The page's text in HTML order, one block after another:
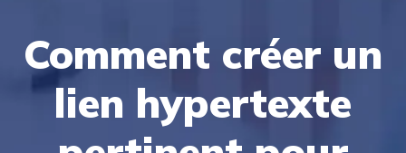
Comment créer un
lien hypertexte